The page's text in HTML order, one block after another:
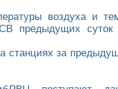
воздуха и
предыдущих суток
станциях за